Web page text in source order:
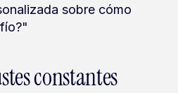
sobre cómo
constantes